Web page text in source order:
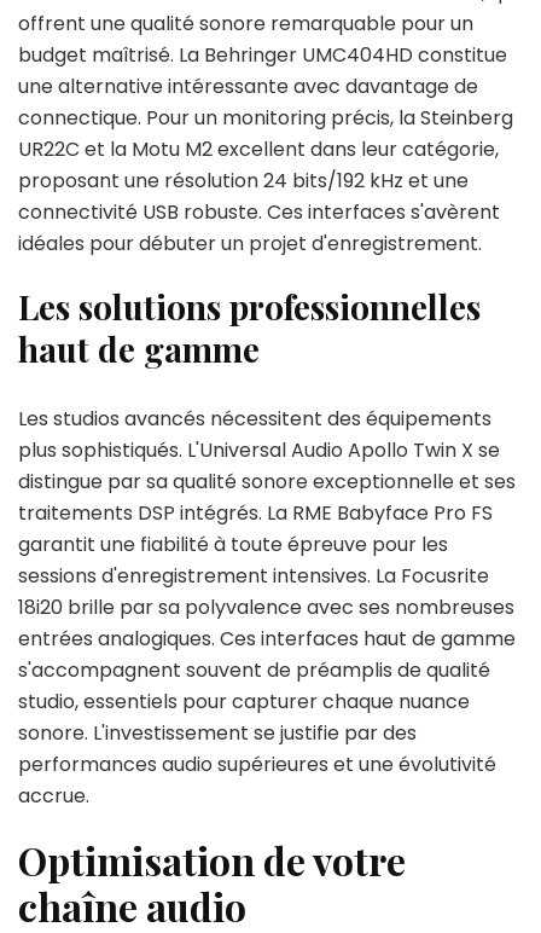
offrent une qualité sonore remarquable pour un
budget maîtrisé. La Behringer UMC404HD constitue
une alternative intéressante avec davantage de
connectique. Pour un monitoring précis, la Steinberg
UR22C et la Motu M2 excellent dans leur catégorie,
proposant une résolution 24 bits/192 kHz et une
connectivité USB robuste. Ces interfaces s'avèrent
idéales pour débuter un projet d'enregistrement.
Les solutions professionnelles
haut de gamme
Les studios avancés nécessitent des équipements
plus sophistiqués. L'Universal Audio Apollo Twin X se
distingue par sa qualité sonore exceptionnelle et ses
traitements DSP intégrés. La RME Babyface Pro FS
garantit une fiabilité à toute épreuve pour les
sessions d'enregistrement intensives. La Focusrite
18i20 brille par sa polyvalence avec ses nombreuses
entrées analogiques. Ces interfaces haut de gamme
s'accompagnent souvent de préamplis de qualité
studio, essentiels pour capturer chaque nuance
sonore. L'investissement se justifie par des
performances audio supérieures et une évolutivité
accrue.
Optimisation de votre
chaîne audio